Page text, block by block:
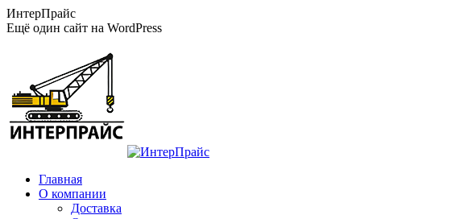
Перейти
к
ИнтерПрайс
Ещё один сайт на WordPress
Главная
О компании
Доставка